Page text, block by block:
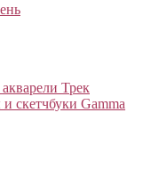
Трек
скетчбуки Gamma